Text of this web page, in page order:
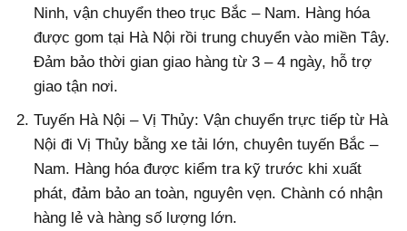
Ninh, vận chuyển theo trục Bắc – Nam. Hàng hóa
được gom tại Hà Nội rồi trung chuyển vào miền Tây.
Đảm bảo thời gian giao hàng từ 3 – 4 ngày, hỗ trợ
giao tận nơi.
Tuyến Hà Nội – Vị Thủy: Vận chuyển trực tiếp từ Hà
Nội đi Vị Thủy bằng xe tải lớn, chuyên tuyến Bắc –
Nam. Hàng hóa được kiểm tra kỹ trước khi xuất
phát, đảm bảo an toàn, nguyên vẹn. Chành có nhận
hàng lẻ và hàng số lượng lớn.